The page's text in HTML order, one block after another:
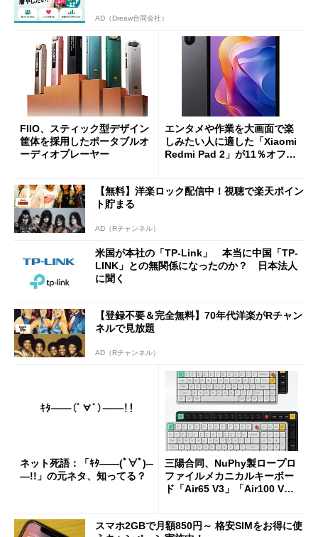
AD（Dreaw合同会社）
FIIO、スティック型デザイン
筐体を採用したポータブルオ
ーディオプレーヤー
エンタメや作業を大画面で楽
しみたい人に適した「Xiaomi
Redmi Pad 2」が11％オフの
【無料】洋楽ロック配信中！視聴で楽天ポイン
ト貯まる
AD（Rチャンネル）
米国が本社の「TP-Link」 本当に中国「TP-
LINK」との無関係になったのか？ 日本法人
に聞く
【登録不要＆完全無料】70年代洋楽がRチャン
ネルで見放題
AD（Rチャンネル）
ネット死語：「ｷﾀ――(ﾟ∀ﾟ)―
―!!」の元ネタ、知ってる？
三陽合同、NuPhy製ロープロ
ファイルメカニカルキーボー
ド「Air65 V3」「Air100 V
スマホ2GBで月額850円～ 格安SIMをお得に使